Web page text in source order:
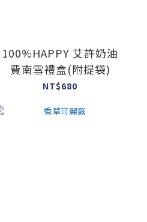
100%HAPPY 艾許奶油
費南雪禮盒(附提袋)
NT$680